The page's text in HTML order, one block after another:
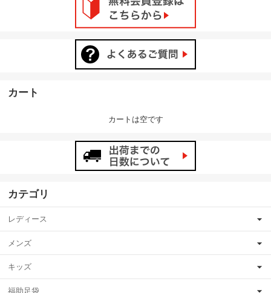
カート
カートは空です
カテゴリ
レディース
メンズ
キッズ
福助足袋